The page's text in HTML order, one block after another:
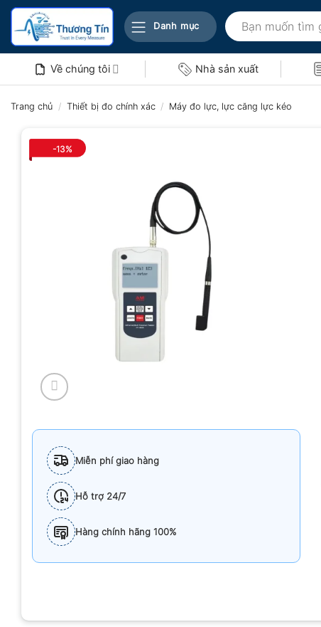
Bỏ
nội
Danh mục
Tìm
kiếm:
Về chúng tôi Nhà sản xuất
Trang chủ / Thiết bị đo chính xác / Máy đo lực, lực căng lực kéo
-13%
Miễn phí giao hàng
Hỗ trợ 24/7
Hàng chính hãng 100%